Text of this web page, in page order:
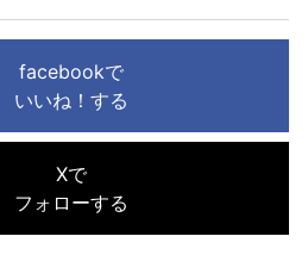
facebookで
いいね！する
Xで
フォローする